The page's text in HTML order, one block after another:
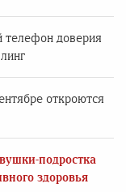
телефон доверия
откроются
подростка
здоровья